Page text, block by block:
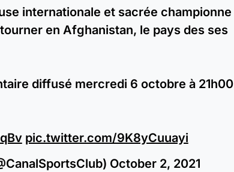
internationale et sacrée championne
en Afghanistan, le pays des ses
diffusé mercredi 6 octobre à 21h00
pic.twitter.com/9K8yCuuayi
October 2, 2021